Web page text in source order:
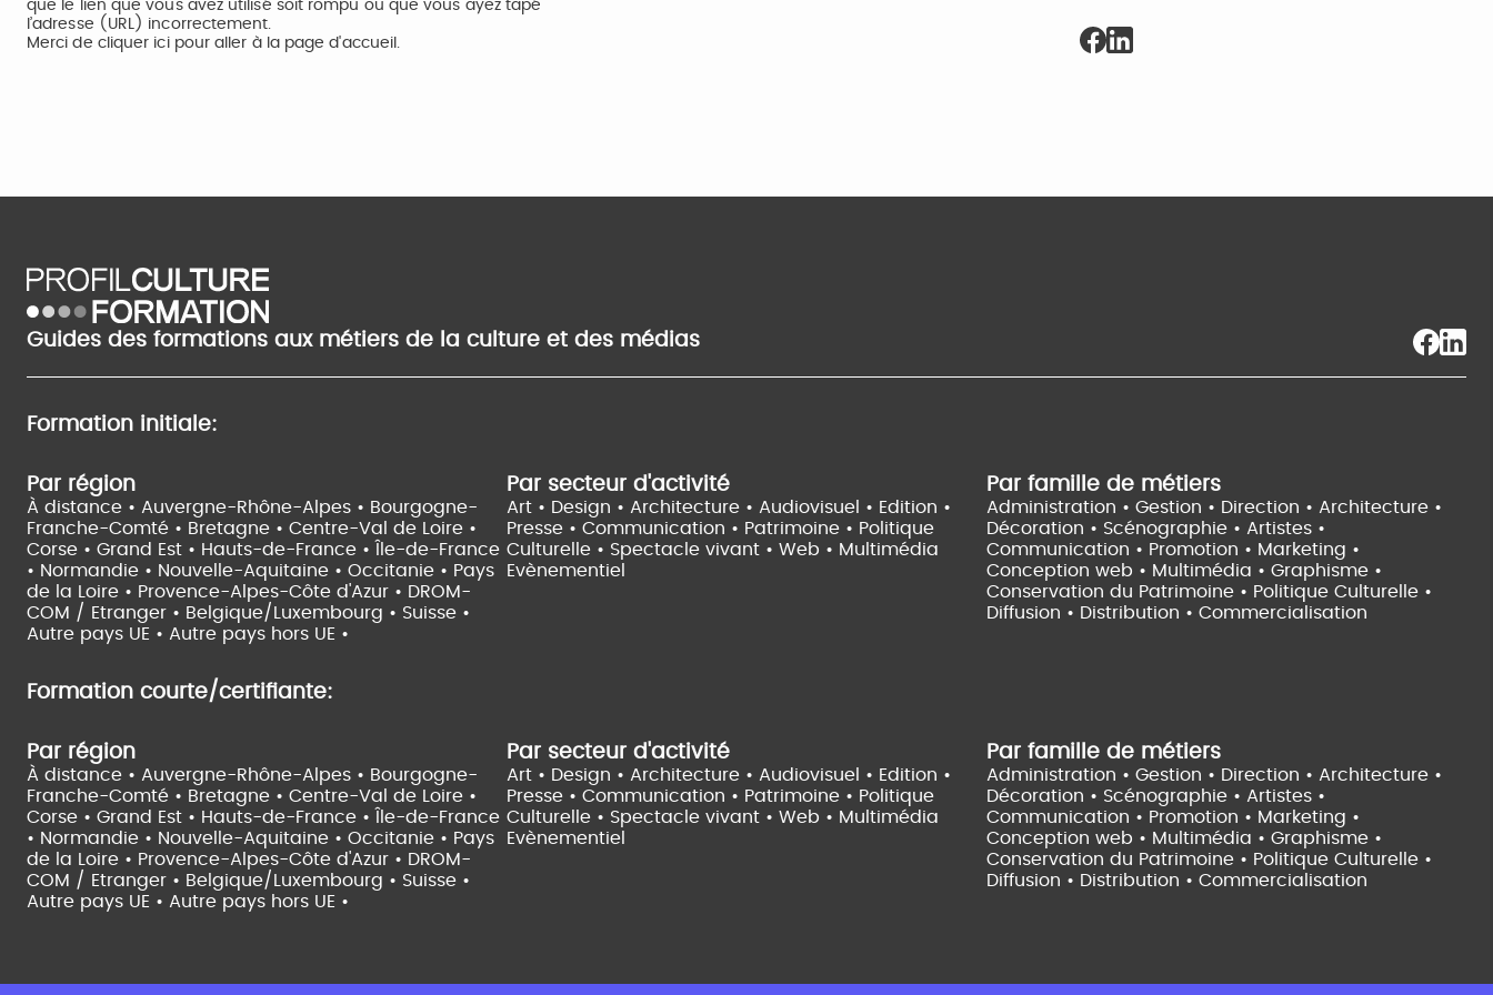
que le lien que vous avez utilisé soit rompu ou que vous ayez tapé
l’adresse (URL) incorrectement.
Merci de cliquer icipour aller à la page d'accueil.
Guides des formations aux métiers de la culture et des médias
Formation initiale:
Par région
À distance • Auvergne-Rhône-Alpes • Bourgogne-
Franche-Comté • Bretagne • Centre-Val de Loire •
Corse • Grand Est • Hauts-de-France •
Île-de-France
• Normandie • Nouvelle-Aquitaine • Occitanie • Pays
de la Loire • Provence-Alpes-Côte d'Azur • DROM-
COM / Etranger • Belgique/Luxembourg • Suisse •
Autre pays UE • Autre pays hors UE •
Par secteur d'activité
Art • Design • Architecture • Audiovisuel • Edition •
Presse • Communication • Patrimoine • Politique
Culturelle • Spectacle vivant • Web • Multimédia
Evènementiel
Par famille de métiers
Administration • Gestion • Direction • Architecture •
Décoration • Scénographie • Artistes •
Communication • Promotion • Marketing •
Conception web • Multimédia • Graphisme •
Conservation du Patrimoine • Politique Culturelle •
Diffusion • Distribution • Commercialisation
Formation courte/certifiante:
Par région
À distance • Auvergne-Rhône-Alpes • Bourgogne-
Franche-Comté • Bretagne • Centre-Val de Loire •
Corse • Grand Est • Hauts-de-France •
Île-de-France
• Normandie • Nouvelle-Aquitaine • Occitanie • Pays
de la Loire • Provence-Alpes-Côte d'Azur • DROM-
COM / Etranger • Belgique/Luxembourg • Suisse •
Autre pays UE • Autre pays hors UE •
Par secteur d'activité
Art • Design • Architecture • Audiovisuel • Edition •
Presse • Communication • Patrimoine • Politique
Culturelle • Spectacle vivant • Web • Multimédia
Evènementiel
Par famille de métiers
Administration • Gestion • Direction • Architecture •
Décoration • Scénographie • Artistes •
Communication • Promotion • Marketing •
Conception web • Multimédia • Graphisme •
Conservation du Patrimoine • Politique Culturelle •
Diffusion • Distribution • Commercialisation